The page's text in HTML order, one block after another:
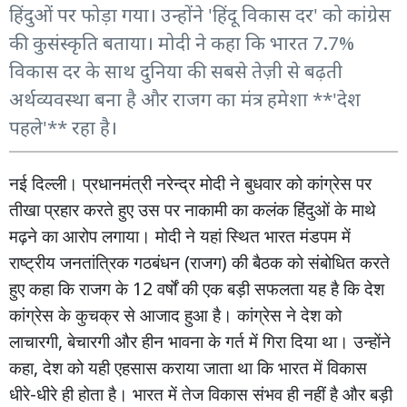
हिंदुओं पर फोड़ा गया। उन्होंने 'हिंदू विकास दर' को कांग्रेस
की कुसंस्कृति बताया। मोदी ने कहा कि भारत 7.7%
विकास दर के साथ दुनिया की सबसे तेज़ी से बढ़ती
अर्थव्यवस्था बना है और राजग का मंत्र हमेशा **'देश
पहले'** रहा है।
नई दिल्ली। प्रधानमंत्री नरेन्द्र मोदी ने बुधवार को कांग्रेस पर
तीखा प्रहार करते हुए उस पर नाकामी का कलंक हिंदुओं के माथे
मढ़ने का आरोप लगाया। मोदी ने यहां स्थित भारत मंडपम में
राष्ट्रीय जनतांत्रिक गठबंधन (राजग)की बैठक को संबोधित करते
हुए कहा कि राजग के12वर्षों की एक बड़ी सफलता यह है कि देश
कांग्रेस के कुचक्र से आजाद हुआ है। कांग्रेस ने देश को
लाचारगी,बेचारगी और हीन भावना के गर्त में गिरा दिया था। उन्होंने
कहा,देश को यही एहसास कराया जाता था कि भारत में विकास
धीरे-धीरे ही होता है। भारत में तेज विकास संभव ही नहीं है और बड़ी